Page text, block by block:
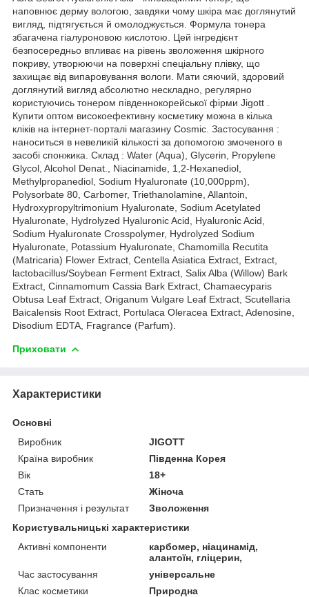
наповнює дерму вологою, завдяки чому шкіра має доглянутий
вигляд, підтягується й омолоджується. Формула тонера
збагачена гіалуроновою кислотою. Цей інгредієнт
безпосередньо впливає на рівень зволоження шкірного
покриву, утворюючи на поверхні спеціальну плівку, що
захищає від випаровування вологи. Мати сяючий, здоровий
доглянутий вигляд абсолютно нескладно, регулярно
користуючись тонером південнокорейської фірми Jigott .
Купити оптом високоефективну косметику можна в кілька
кліків на інтернет-порталі магазину Cosmic. Застосування :
наноситься в невеликій кількості за допомогою змоченого в
засобі спонжика. Склад : Water (Aqua), Glycerin, Propylene
Glycol, Alcohol Denat., Niacinamide, 1,2-Hexanediol,
Methylpropanediol, Sodium Hyaluronate (10,000ppm),
Polysorbate 80, Carbomer, Triethanolamine, Allantoin,
Hydroxypropyltrimonium Hyaluronate, Sodium Acetylated
Hyaluronate, Hydrolyzed Hyaluronic Acid, Hyaluronic Acid,
Sodium Hyaluronate Crosspolymer, Hydrolyzed Sodium
Hyaluronate, Potassium Hyaluronate, Chamomilla Recutita
(Matricaria) Flower Extract, Centella Asiatica Extract, Extract,
lactobacillus/Soybean Ferment Extract, Salix Alba (Willow) Bark
Extract, Cinnamomum Cassia Bark Extract, Chamaecyparis
Obtusa Leaf Extract, Origanum Vulgare Leaf Extract, Scutellaria
Baicalensis Root Extract, Portulaca Oleracea Extract, Adenosine,
Disodium EDTA, Fragrance (Parfum).
Приховати
Характеристики
Основні
Виробник
JIGOTT
Країна виробник
Південна Корея
Вік
18+
Стать
Жіноча
Призначення і результат
Зволоження
Користувальницькі характеристики
Активні компоненти
карбомер, ніацинамід,
алантоїн, гліцерин,
Час застосування
універсальне
Клас косметики
Природна